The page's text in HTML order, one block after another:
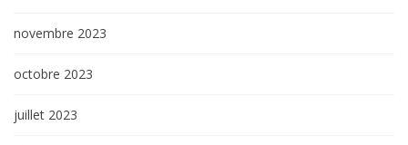
novembre 2023
octobre 2023
juillet 2023